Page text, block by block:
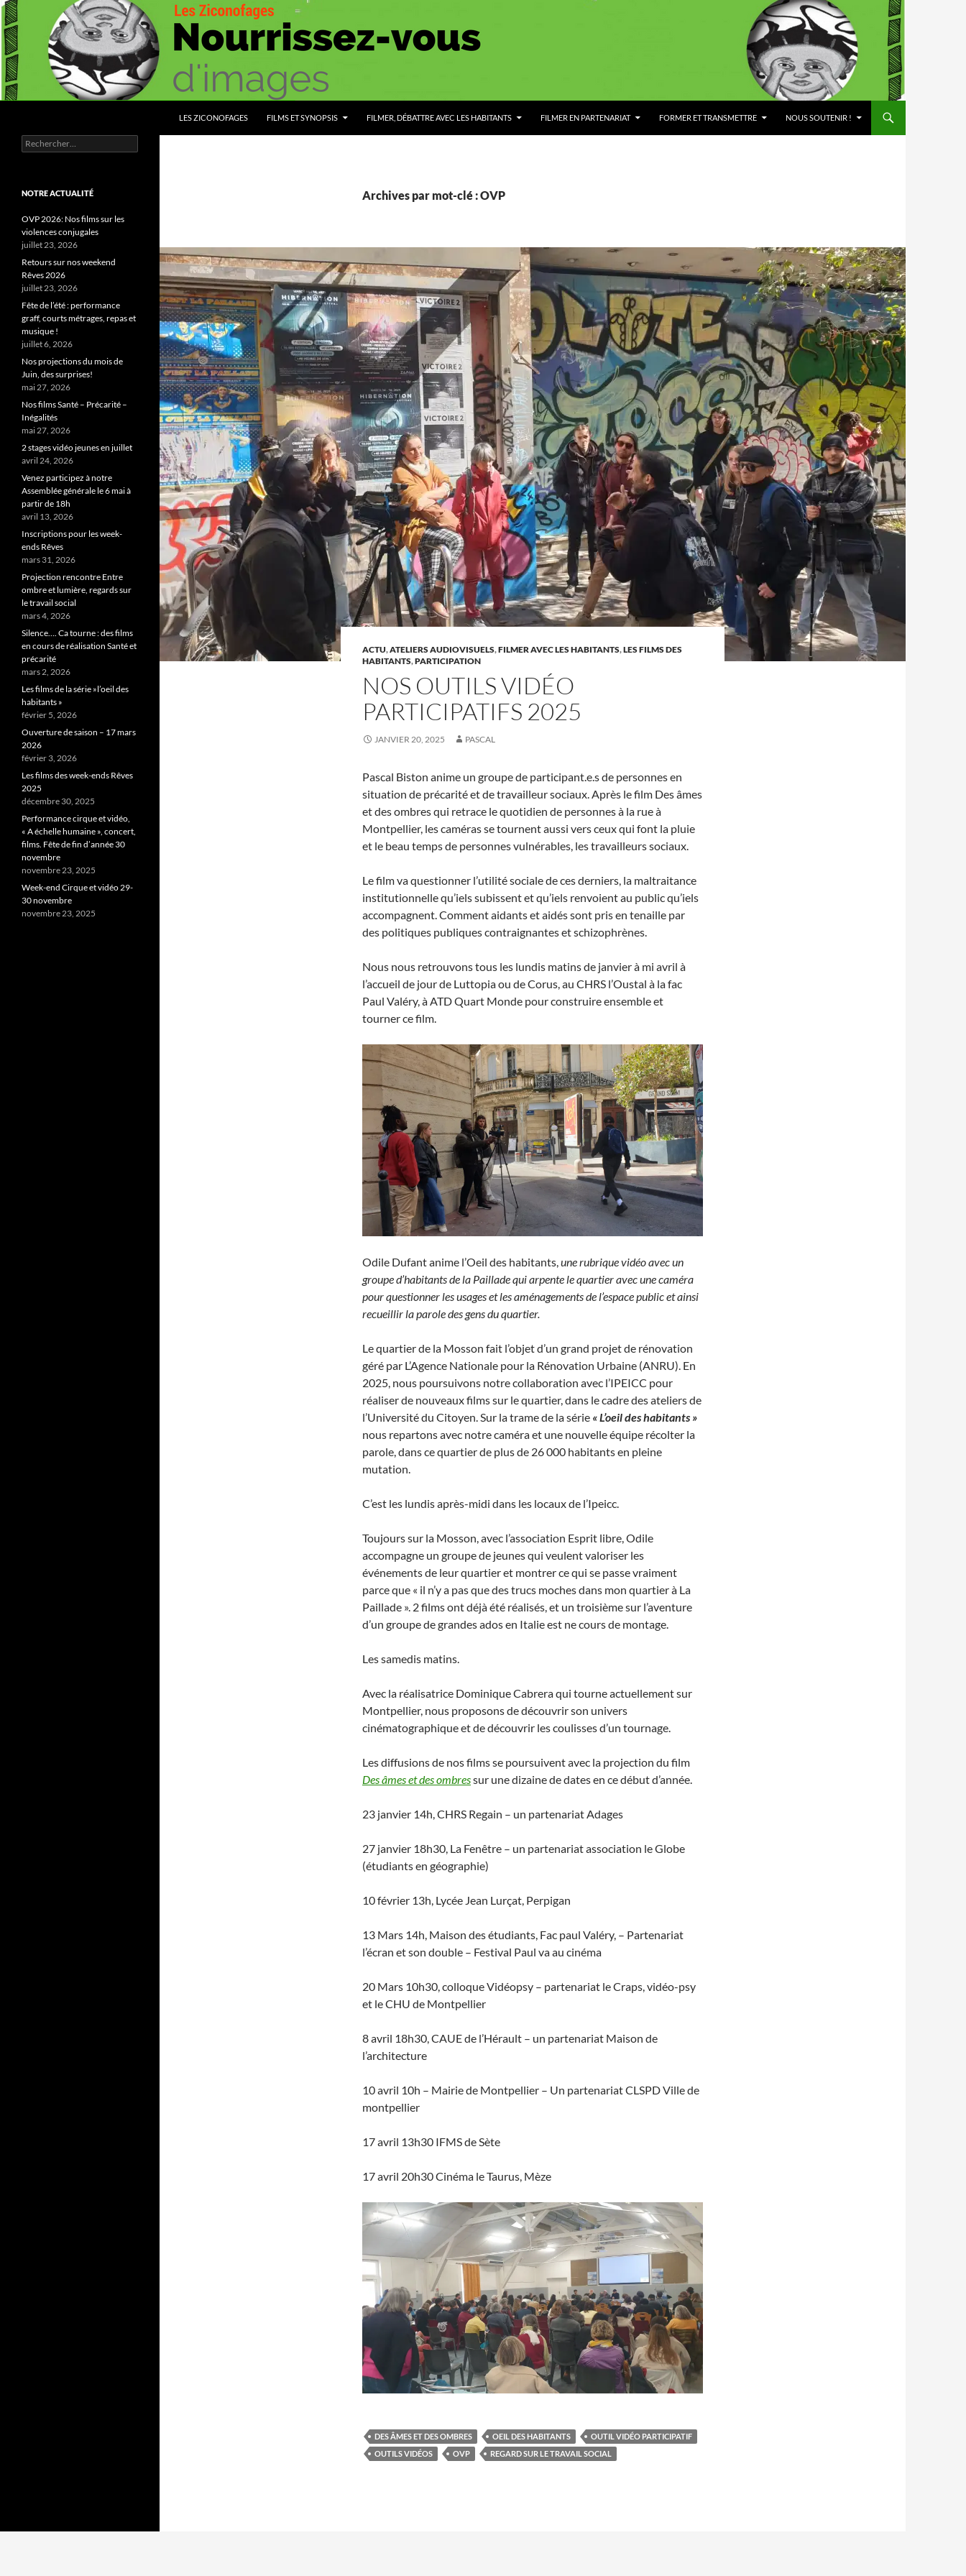
Aller
au
contenu
LES ZICONOFAGES FILMS ET SYNOPSIS FILMER, DÉBATTRE AVEC LES HABITANTS FILMER EN PARTENARIAT FORMER ET TRANSMETTRE NOUS SOUTENIR !
Archives par mot-clé : OVP
ACTU,ATELIERS AUDIOVISUELS,FILMER AVEC LES HABITANTS,LES FILMS DES
HABITANTS,PARTICIPATION
NOS OUTILS VIDÉO
PARTICIPATIFS 2025
JANVIER 20, 2025 PASCAL
Pascal Biston anime un groupe de participant.e.s de personnes en
situation de précarité et de travailleur sociaux. Après le film Des âmes
et des ombres qui retrace le quotidien de personnes à la rue à
Montpellier, les caméras se tournent aussi vers ceux qui font la pluie
et le beau temps de personnes vulnérables, les travailleurs sociaux.
Le film va questionner l’utilité sociale de ces derniers, la maltraitance
institutionnelle qu’iels subissent et qu’iels renvoient au public qu’iels
accompagnent. Comment aidants et aidés sont pris en tenaille par
des politiques publiques contraignantes et schizophrènes.
Nous nous retrouvons tous les lundis matins de janvier à mi avril à
l’accueil de jour de Luttopia ou de Corus, au CHRS l’Oustal à la fac
Paul Valéry, à ATD Quart Monde pour construire ensemble et
tourner ce film.
Odile Dufant anime l’Oeil des habitants, une rubrique vidéo avec un
groupe d’habitantsde la Pailladequiarpente le quartier avec une caméra
pour questionner les usages et les aménagements de l’espace public etainsi
recueillir la paroledes gens du quartier.
Le quartier de la Mosson fait l’objet d’un grand projet de rénovation
géré par L’Agence Nationale pour la Rénovation Urbaine (ANRU). En
2025, nous poursuivons notre collaboration avec l’IPEICC pour
réaliser de nouveaux films sur le quartier, dans le cadre des ateliers de
l’Université du Citoyen. Sur la trame de la série « L’oeil des habitants »
nous repartons avec notre caméra et une nouvelle équipe récolter la
parole, dans ce quartier de plus de 26 000 habitants en pleine
mutation.
C’est les lundis après-midi dans les locaux de l’Ipeicc.
Toujours sur la Mosson, avec l’association Esprit libre, Odile
accompagne un groupe de jeunes qui veulent valoriser les
événements de leur quartier et montrer ce qui se passe vraiment
parce que « il n’y a pas que des trucs moches dans mon quartier à La
Paillade ». 2 films ont déjà été réalisés, et un troisième sur l’aventure
d’un groupe de grandes ados en Italie est ne cours de montage.
Les samedis matins.
Avec la réalisatrice Dominique Cabrera qui tourne actuellement sur
Montpellier, nous proposons de découvrir son univers
cinématographique et de découvrir les coulisses d’un tournage.
Les diffusions de nos films se poursuivent avec la projection du film
Des âmes et des ombressur une dizaine de dates en ce début d’année.
23 janvier 14h, CHRS Regain – un partenariat Adages
27 janvier 18h30, La Fenêtre – un partenariat association le Globe
(étudiants en géographie)
10 février 13h, Lycée Jean Lurçat, Perpigan
13 Mars 14h, Maison des étudiants, Fac paul Valéry, – Partenariat
l’écran et son double – Festival Paul va au cinéma
20 Mars 10h30, colloque Vidéopsy – partenariat le Craps, vidéo-psy
et le CHU de Montpellier
8 avril 18h30, CAUE de l’Hérault – un partenariat Maison de
l’architecture
10 avril 10h – Mairie de Montpellier – Un partenariat CLSPD Ville de
montpellier
17 avril 13h30 IFMS de Sète
17 avril 20h30 Cinéma le Taurus, Mèze
DES ÂMES ET DES OMBRES OEIL DES HABITANTS
OUTIL VIDÉO PARTICIPATIF
OUTILS VIDÉOS
OVP REGARD SUR LE TRAVAIL SOCIAL
Nourrissez vous d'images
Rechercher :
NOTRE ACTUALITÉ
OVP 2026: Nos films sur les
violences conjugales
juillet 23, 2026
Retours sur nos weekend
Rêves 2026
juillet 23, 2026
Fête de l’été : performance
graff, courts métrages, repas et
musique !
juillet 6, 2026
Nos projections du mois de
Juin, des surprises!
mai 27, 2026
Nos films Santé – Précarité –
Inégalités
mai 27, 2026
2 stages vidéo jeunes en juillet
avril 24, 2026
Venez participez à notre
Assemblée générale le 6 mai à
partir de 18h
avril 13, 2026
Inscriptions pour les week-
ends Rêves
mars 31, 2026
Projection rencontre Entre
ombre et lumière, regards sur
le travail social
mars 4, 2026
Silence…. Ca tourne : des films
en cours de réalisation Santé et
précarité
mars 2, 2026
Les films de la série »l’oeil des
habitants »
février 5, 2026
Ouverture de saison – 17 mars
2026
février 3, 2026
Les films des week-ends Rêves
2025
décembre 30, 2025
Performance cirque et vidéo,
« A échelle humaine », concert,
films. Fête de fin d’année 30
novembre
novembre 23, 2025
Week-end Cirque et vidéo 29-
30 novembre
novembre 23, 2025